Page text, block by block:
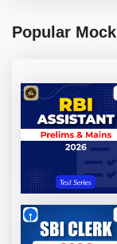
Popular